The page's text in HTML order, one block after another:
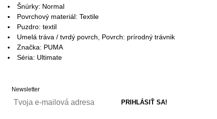
Šnúrky: Normal
Povrchový materiál: Textile
Puzdro: textil
Umelá tráva / tvrdý povrch, Povrch: prírodný trávnik
Značka: PUMA
Séria: Ultimate
Newsletter